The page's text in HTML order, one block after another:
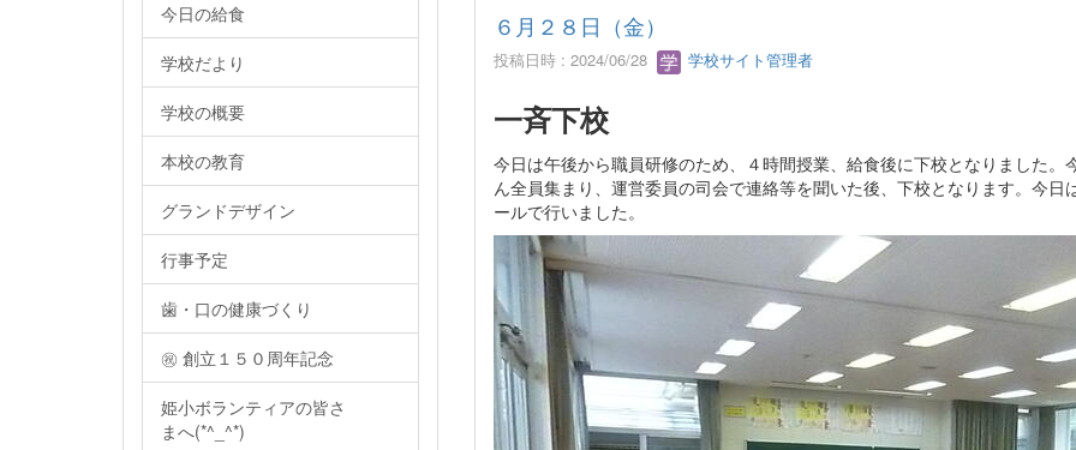
６月２８日（金）
投稿日時 : 2024/06/28 学校サイト管理者
一斉下校
今日は午後から職員研修のため、４時間授業、給食後に下校となりました
ん全員集まり、運営委員の司会で連絡等を聞いた後、下校となります。今
ールで行いました。
今日の給食
学校だより
学校の概要
本校の教育
グランドデザイン
行事予定
歯・口の健康づくり
㊗ 創立１５０周年記念
姫小ボランティアの皆さ
まへ(*^_^*)